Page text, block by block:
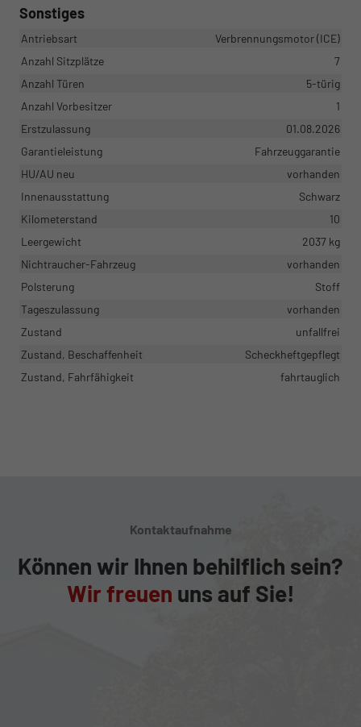
Sonstiges
Antriebsart
Verbrennungsmotor (ICE)
Anzahl Sitzplätze
7
Anzahl Türen
5-türig
Anzahl Vorbesitzer
1
Erstzulassung
01.08.2026
Garantieleistung
Fahrzeuggarantie
HU/AU neu
vorhanden
Innenausstattung
Schwarz
Kilometerstand
10
Leergewicht
2037 kg
Nichtraucher-Fahrzeug
vorhanden
Polsterung
Stoff
Tageszulassung
vorhanden
Zustand
unfallfrei
Zustand, Beschaffenheit
Scheckheftgepflegt
Zustand, Fahrfähigkeit
fahrtauglich
Kontaktaufnahme
Können wir Ihnen behilflich sein?
Wir freuen uns auf Sie!